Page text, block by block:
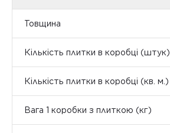
Товщина
Кількість плитки в коробці (штук)
Кількість плитки в коробці (кв. м.)
Вага 1 коробки з плиткою (кг)